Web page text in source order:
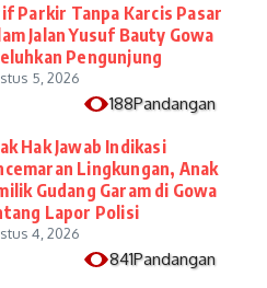
Parkir Tanpa Karcis Pasar
Jalan Yusuf Bauty Gowa
Pengunjung
5, 2026
188Pandangan
Hak Jawab Indikasi
Lingkungan, Anak
Gudang Garam di Gowa
Lapor Polisi
4, 2026
841Pandangan